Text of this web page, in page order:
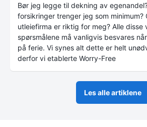
Bør jeg legge til dekning av
forsikringer trenger jeg som minimum?
utleiefirma er riktig for meg? Alle disse
spørsmålene må vanligvis besvares
på ferie. Vi synes alt dette er helt
derfor vi etablerte Worry-Free
Les alle artiklene